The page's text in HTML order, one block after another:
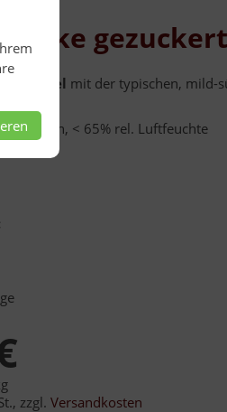
gezuckert
mit der typischen, mild-
trocken, < 65% rel. Luftfeuchte
, zzgl. Versandkosten